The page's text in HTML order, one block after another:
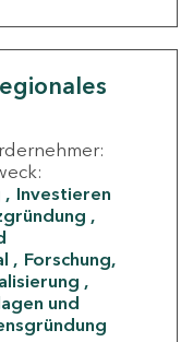
Investieren
Forschung,
und